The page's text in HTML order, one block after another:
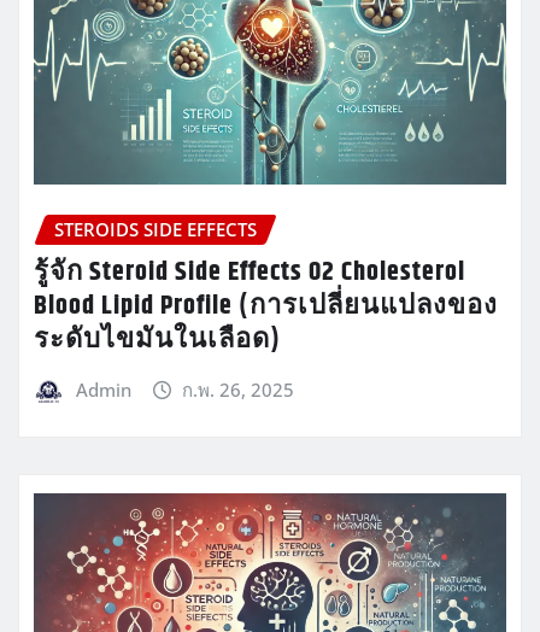
STEROIDS SIDE EFFECTS
รู้จัก Steroid Side Effects 02 Cholesterol
Blood Lipid Profile (การเปลี่ยนแปลงของ
ระดับไขมันในเลือด)
Admin ก.พ. 26, 2025